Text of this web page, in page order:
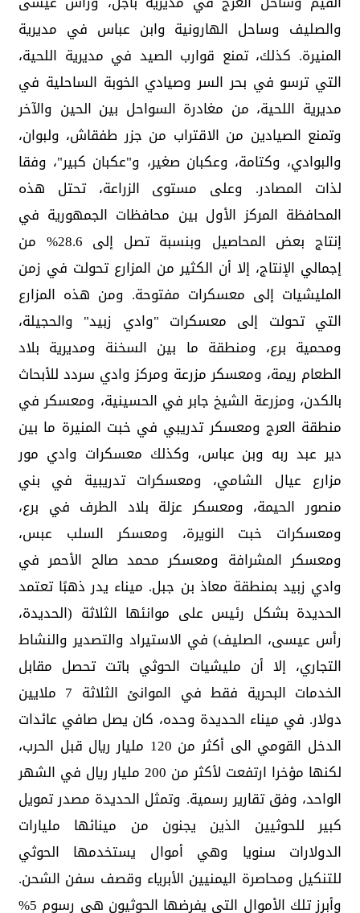
والصليف وساحل الهارونية وابن عباس في مديرية
المنيرة. كذلك، تمنع قوارب الصيد في مديرية اللحية،
التي ترسو في بحر السر وصيادي الخوبة الساحلية في
مديرية اللحية، من مغادرة السواحل بين الحين والآخر
وتمنع الصيادين من الاقتراب من جزر طفقاش، ولبوان،
والبوادي، وكتامة، وعكبان صغير، و"عكبان كبير"، وفقا
لذات المصادر. وعلى مستوى الزراعة، تحتل هذه
المحافظة المركز الأول بين محافظات الجمهورية في
إنتاج بعض المحاصيل وبنسبة تصل إلى 28.6% من
إجمالي الإنتاج، إلا أن الكثير من المزارع تحولت في زمن
المليشيات إلى معسكرات مفتوحة. ومن هذه المزارع
التي تحولت إلى معسكرات "وادي زبيد" والحجيلة،
ومحمية برع، ومنطقة ما بين السخنة ومديرية بلاد
الطعام ريمة، ومعسكر مزرعة ومركز وادي سردد للأبحاث
بالكدن، ومزرعة الشيخ جابر في الحسينية، ومعسكر في
منطقة العرج ومعسكر تدريبي في خبت المنيرة ما بين
دير عبد ربه وبن عباس، وكذلك معسكرات وادي مور
مزارع عيال الشامي، ومعسكرات تدريبية في بني
منصور الحيمة، ومعسكر عزلة بلاد الطرف في برع،
ومعسكرات خبت النويرة، ومعسكر السلب عبس،
ومعسكر المشرافة ومعسكر محمد صالح الأحمر في
وادي زبيد بمنطقة معاذ بن جبل. ميناء يدر ذهبًا تعتمد
الحديدة بشكل رئيس على موانئها الثلاثة (الحديدة،
رأس عيسى، الصليف) في الاستيراد والتصدير والنشاط
التجاري، إلا أن مليشيات الحوثي باتت تحصل مقابل
الخدمات البحرية فقط في الموانئ الثلاثة 7 ملايين
دولار. في ميناء الحديدة وحده، كان يصل صافي عائدات
الدخل القومي الى أكثر من 120 مليار ريال قبل الحرب،
لكنها مؤخرا ارتفعت لأكثر من 200 مليار ريال في الشهر
الواحد، وفق تقارير رسمية. وتمثل الحديدة مصدر تمويل
كبير للحوثيين الذين يجنون من مينائها مليارات
الدولارات سنويا وهي أموال يستخدمها الحوثي
للتنكيل ومحاصرة اليمنيين الأبرياء وقصف سفن الشحن.
وأبرز تلك الأموال التي يفرضها الحوثيون هي رسوم 5%